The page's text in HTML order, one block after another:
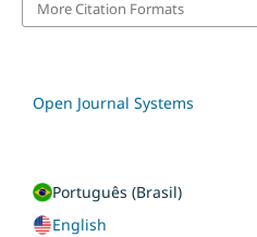
More Citation Formats
Open Journal Systems
Português (Brasil)
English